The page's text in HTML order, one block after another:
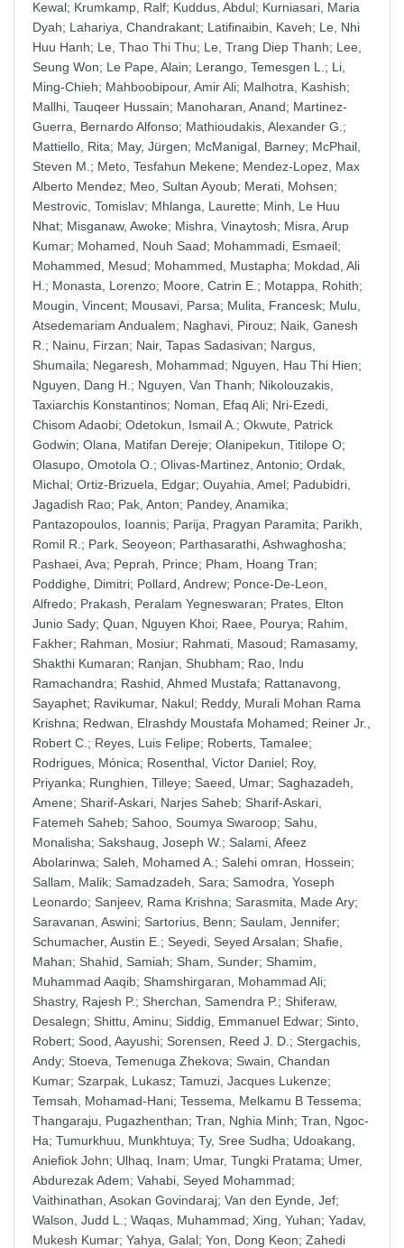
Kewal; Krumkamp, Ralf; Kuddus, Abdul; Kurniasari, Maria
Dyah; Lahariya, Chandrakant; Latifinaibin, Kaveh; Le, Nhi
Huu Hanh; Le, Thao Thi Thu; Le, Trang Diep Thanh; Lee,
Seung Won; Le Pape, Alain; Lerango, Temesgen L. ; Li,
Ming-Chieh; Mahboobipour, Amir Ali; Malhotra, Kashish;
Mallhi, Tauqeer Hussain; Manoharan, Anand; Martinez-
Guerra, Bernardo Alfonso; Mathioudakis, Alexander G. ;
Mattiello, Rita; May, Jürgen; McManigal, Barney; McPhail,
Steven M. ; Meto, Tesfahun Mekene; Mendez-Lopez, Max
Alberto Mendez; Meo, Sultan Ayoub; Merati, Mohsen;
Mestrovic, Tomislav; Mhlanga, Laurette; Minh, Le Huu
Nhat; Misganaw, Awoke; Mishra, Vinaytosh; Misra, Arup
Kumar; Mohamed, Nouh Saad; Mohammadi, Esmaeil;
Mohammed, Mesud; Mohammed, Mustapha; Mokdad, Ali
H. ; Monasta, Lorenzo; Moore, Catrin E. ; Motappa, Rohith;
Mougin, Vincent; Mousavi, Parsa; Mulita, Francesk; Mulu,
Atsedemariam Andualem; Naghavi, Pirouz; Naik, Ganesh
R. ; Nainu, Firzan; Nair, Tapas Sadasivan; Nargus,
Shumaila; Negaresh, Mohammad; Nguyen, Hau Thi Hien;
Nguyen, Dang H. ; Nguyen, Van Thanh; Nikolouzakis,
Taxiarchis Konstantinos; Noman, Efaq Ali; Nri-Ezedi,
Chisom Adaobi; Odetokun, Ismail A. ; Okwute, Patrick
Godwin; Olana, Matifan Dereje; Olanipekun, Titilope O;
Olasupo, Omotola O. ; Olivas-Martinez, Antonio; Ordak,
Michal; Ortiz-Brizuela, Edgar; Ouyahia, Amel; Padubidri,
Jagadish Rao; Pak, Anton; Pandey, Anamika;
Pantazopoulos, Ioannis; Parija, Pragyan Paramita; Parikh,
Romil R. ; Park, Seoyeon; Parthasarathi, Ashwaghosha;
Pashaei, Ava; Peprah, Prince; Pham, Hoang Tran;
Poddighe, Dimitri; Pollard, Andrew; Ponce-De-Leon,
Alfredo; Prakash, Peralam Yegneswaran; Prates, Elton
Junio Sady; Quan, Nguyen Khoi; Raee, Pourya; Rahim,
Fakher; Rahman, Mosiur; Rahmati, Masoud; Ramasamy,
Shakthi Kumaran; Ranjan, Shubham; Rao, Indu
Ramachandra; Rashid, Ahmed Mustafa; Rattanavong,
Sayaphet; Ravikumar, Nakul; Reddy, Murali Mohan Rama
Krishna; Redwan, Elrashdy Moustafa Mohamed; Reiner Jr.,
Robert C. ; Reyes, Luis Felipe; Roberts, Tamalee;
Rodrigues, Mónica; Rosenthal, Victor Daniel; Roy,
Priyanka; Runghien, Tilleye; Saeed, Umar; Saghazadeh,
Amene; Sharif-Askari, Narjes Saheb; Sharif-Askari,
Fatemeh Saheb; Sahoo, Soumya Swaroop; Sahu,
Monalisha; Sakshaug, Joseph W. ; Salami, Afeez
Abolarinwa; Saleh, Mohamed A. ; Salehi omran, Hossein;
Sallam, Malik; Samadzadeh, Sara; Samodra, Yoseph
Leonardo; Sanjeev, Rama Krishna; Sarasmita, Made Ary;
Saravanan, Aswini; Sartorius, Benn; Saulam, Jennifer;
Schumacher, Austin E. ; Seyedi, Seyed Arsalan; Shafie,
Mahan; Shahid, Samiah; Sham, Sunder; Shamim,
Muhammad Aaqib; Shamshirgaran, Mohammad Ali;
Shastry, Rajesh P.; Sherchan, Samendra P.; Shiferaw,
Desalegn; Shittu, Aminu; Siddig, Emmanuel Edwar; Sinto,
Robert; Sood, Aayushi; Sorensen, Reed J. D. ; Stergachis,
Andy; Stoeva, Temenuga Zhekova; Swain, Chandan
Kumar; Szarpak, Lukasz; Tamuzi, Jacques Lukenze;
Temsah, Mohamad-Hani; Tessema, Melkamu B Tessema;
Thangaraju, Pugazhenthan; Tran, Nghia Minh; Tran, Ngoc-
Ha; Tumurkhuu, Munkhtuya; Ty, Sree Sudha; Udoakang,
Aniefiok John; Ulhaq, Inam; Umar, Tungki Pratama; Umer,
Abdurezak Adem; Vahabi, Seyed Mohammad;
Vaithinathan, Asokan Govindaraj; Van den Eynde, Jef;
Walson, Judd L. ; Waqas, Muhammad; Xing, Yuhan; Yadav,
Mukesh Kumar; Yahya, Galal; Yon, Dong Keon; Zahedi